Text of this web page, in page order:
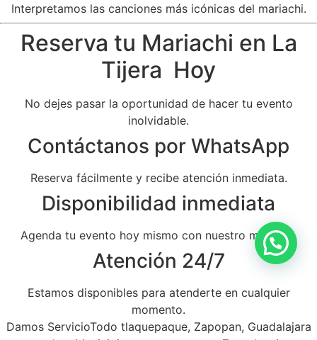
Interpretamos las canciones más icónicas del mariachi.
Reserva tu Mariachi en La
Tijera Hoy
No dejes pasar la oportunidad de hacer tu evento
inolvidable.
Contáctanos por WhatsApp
Reserva fácilmente y recibe atención inmediata.
Disponibilidad inmediata
Agenda tu evento hoy mismo con nuestro mariachi.
Atención 24/7
Estamos disponibles para atenderte en cualquier
momento.
Damos ServicioTodo tlaquepaque, Zapopan, Guadalajara